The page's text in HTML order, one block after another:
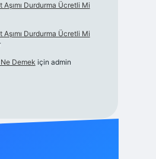
Durdurma Ücretli Mi
Durdurma Ücretli Mi
Demek için admin